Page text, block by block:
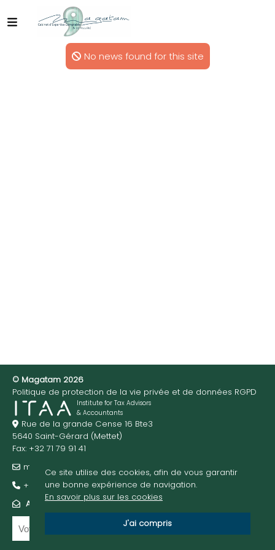
No news found for this site
© Magatam 2026
Politique de protection de la vie privée et de données RGPD
Institute for Tax Advisors
& Accountants
Rue de la grande Cense 16 Bte3
5640 Saint-Gérard (Mettet)
Fax: +32 71 79 91 41
m@gatam.be
+32 474 95 01 52
ABONNEZ-VOUS À NOTRE NEWSLETTER
Ce site utilise des cookies, afin de vous garantir
une bonne expérience de navigation.
En savoir plus sur les cookies
J'ai compris